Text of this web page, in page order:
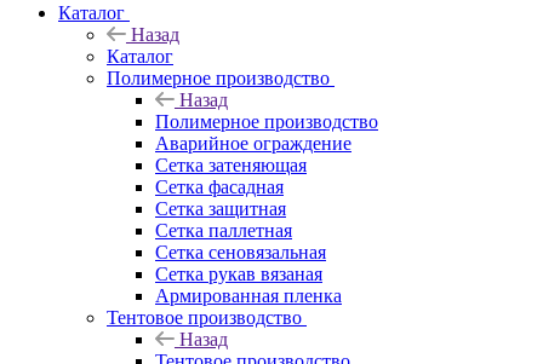
Каталог
Назад
Каталог
Полимерное производство
Назад
Полимерное производство
Аварийное ограждение
Сетка затеняющая
Сетка фасадная
Сетка защитная
Сетка паллетная
Сетка сеновязальная
Сетка рукав вязаная
Армированная пленка
Тентовое производство
Назад